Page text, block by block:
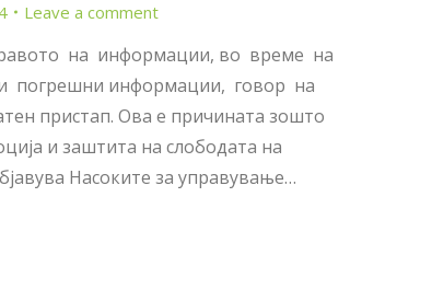
Leave a comment
на информации, во време на
погрешни информации, говор на
пристап. Ова е причината зошто
и заштита на слободата на
Насоките за управување…